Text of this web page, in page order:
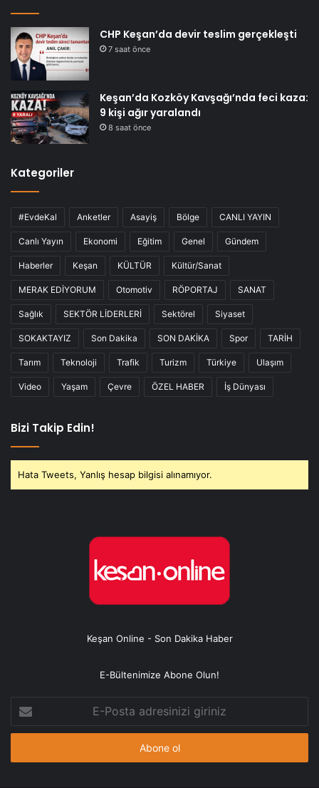
CHP Keşan’da devir teslim gerçekleşti
7 saat önce
Keşan’da Kozköy Kavşağı’nda feci kaza:
9 kişi ağır yaralandı
8 saat önce
Kategoriler
#EvdeKal Anketler Asayiş Bölge CANLI YAYIN
Canlı Yayın Ekonomi Eğitim Genel Gündem
Haberler Keşan KÜLTÜR Kültür/Sanat
MERAK EDİYORUM Otomotiv RÖPORTAJ SANAT
Sağlık SEKTÖR LİDERLERİ Sektörel Siyaset
SOKAKTAYIZ Son Dakika SON DAKİKA Spor TARİH
Tarım Teknoloji Trafik Turizm Türkiye Ulaşım
Video Yaşam Çevre ÖZEL HABER İş Dünyası
Bizi Takip Edin!
Hata Tweets, Yanlış hesap bilgisi alınamıyor.
Keşan Online - Son Dakika Haber
E-Bültenimize Abone Olun!
Posta
adresinizi